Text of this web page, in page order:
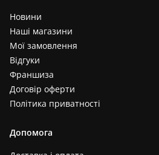
Новини
Наші магазини
Мої замовлення
Відгуки
Франшиза
Договір оферти
Політика приватності
Допомога